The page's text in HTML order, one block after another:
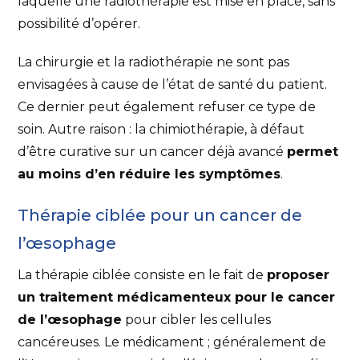
possibilité d’opérer.
La chirurgie et la radiothérapie ne sont pas
envisagées à cause de l’état de santé du patient.
Ce dernier peut également refuser ce type de
soin. Autre raison : la chimiothérapie, à défaut
d’être curative sur un cancer déjà avancé permet
au moins d’en réduire les symptômes.
Thérapie ciblée pour un cancer de
l’œsophage
La thérapie ciblée consiste en le fait de proposer
un traitement médicamenteux pour le cancer
de l’œsophage pour cibler les cellules
cancéreuses. Le médicament ; généralement de